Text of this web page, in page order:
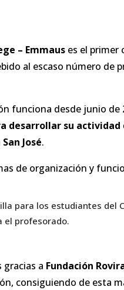
– Emmauses el primer
al escaso número de
funciona desde junio
desarrollar su
José.
de organización y
para los estudiantes del
el profesorado.
gracias a Fundación
consiguiendo de esta